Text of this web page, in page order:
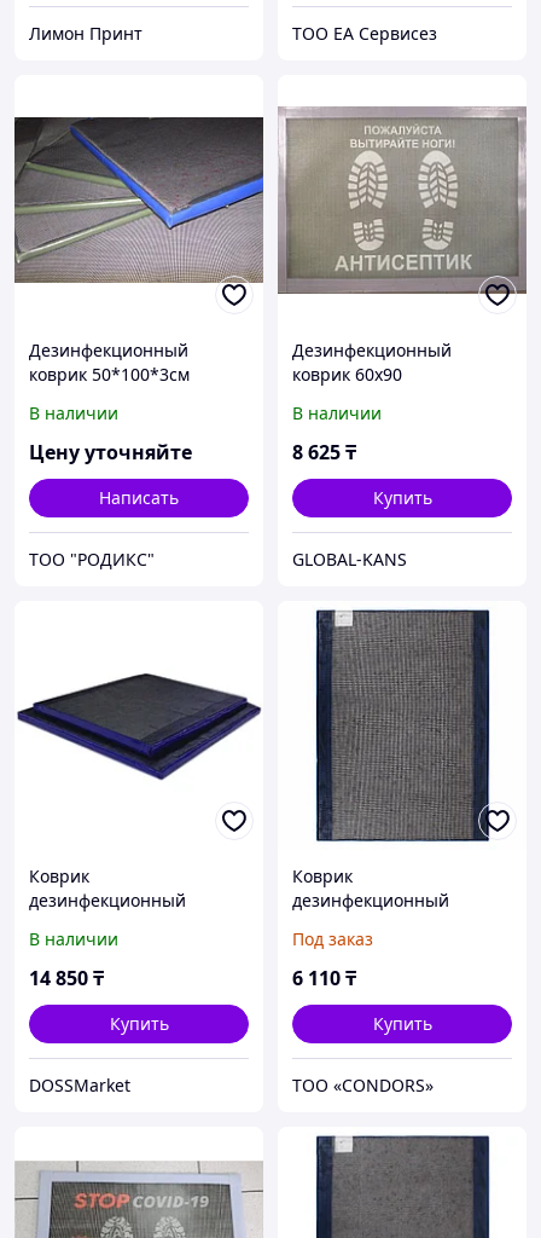
Лимон Принт ТОО ЕА Сервисез
Дезинфекционный
коврик 50*100*3см
В наличии
Цену уточняйте
Написать
ТОО "РОДИКС"
Дезинфекционный
коврик 60х90
В наличии
8 625₸
Купить
GLOBAL-KANS
Коврик
дезинфекционный
В наличии
14 850₸
Купить
DOSSMarket
Коврик
дезинфекционный
см, толщина 3 см, серый
Под заказ
6 110₸
Купить
ТОО «CONDORS»